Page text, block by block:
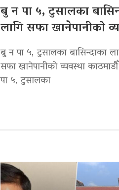
बु न पा ५, टुसालका
लागि सफा खानेपानीको
बु न पा ५, टुसालका बासिन्दाका
सफा खानेपानीको व्यवस्था
पा ५, टुसालका